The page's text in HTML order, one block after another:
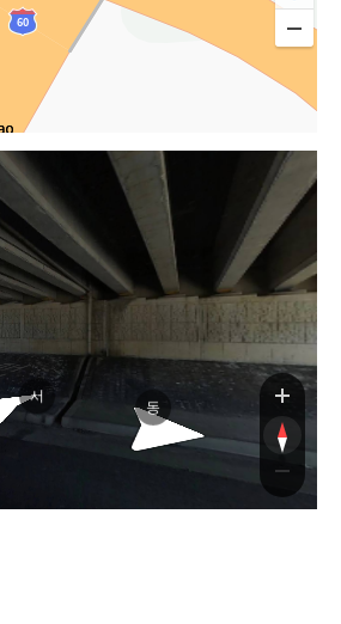
서울양양고속도로
서
동